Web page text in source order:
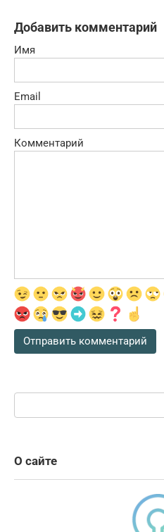
Добавить комментарий
Имя
Email
Комментарий
Поиск:
О сайте